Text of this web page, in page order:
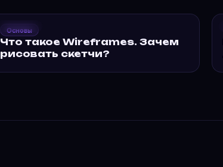
Что такое
Wireframes. Зачем…
Основы
Что такое Wireframes. Зачем
рисовать скетчи?